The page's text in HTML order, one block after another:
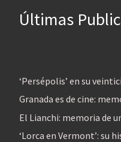
Últimas
‘Persépolis’ en su
Granada es de cine:
El Lianchi: memoria de
‘Lorca en Vermont’: su